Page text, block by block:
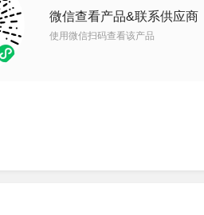
微信查看产品&联系供应商
使用微信扫码查看该产品